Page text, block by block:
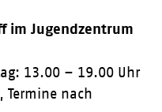
im Jugendzentrum
13.00 – 19.00 Uhr
Termine nach